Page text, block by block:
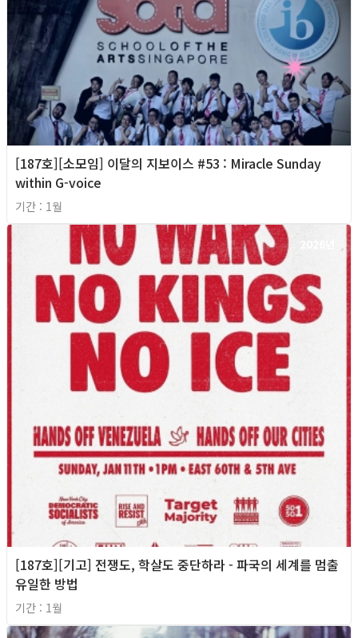
[187호][소모임] 이달의 지보이스 #53 : Miracle Sunday
within G-voice
기간 : 1월
2026년
[187호][기고] 전쟁도, 학살도 중단하라 - 파국의 세계를 멈출
유일한 방법
기간 : 1월